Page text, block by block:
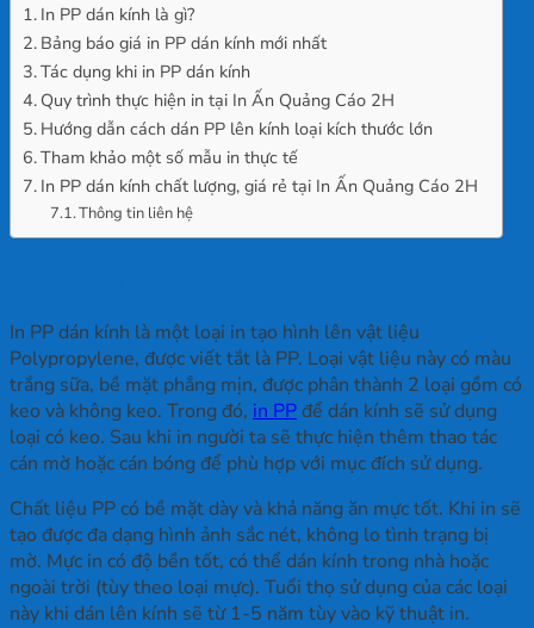
In PP dán kính là gì?
Bảng báo giá in PP dán kính mới nhất
Tác dụng khi in PP dán kính
Quy trình thực hiện in tại In Ấn Quảng Cáo 2H
Hướng dẫn cách dán PP lên kính loại kích thước lớn
Tham khảo một số mẫu in thực tế
In PP dán kính chất lượng, giá rẻ tại In Ấn Quảng Cáo 2H
Thông tin liên hệ
In PP dán kính là một loại in tạo hình lên vật liệu
Polypropylene, được viết tắt là PP. Loại vật liệu này có màu
trắng sữa, bề mặt phẳng mịn, được phân thành 2 loại gồm có
keo và không keo. Trong đó, in PPđể dán kính sẽ sử dụng
loại có keo. Sau khi in người ta sẽ thực hiện thêm thao tác
cán mờ hoặc cán bóng để phù hợp với mục đích sử dụng.
Chất liệu PP có bề mặt dày và khả năng ăn mực tốt. Khi in sẽ
tạo được đa dạng hình ảnh sắc nét, không lo tình trạng bị
mờ. Mực in có độ bền tốt, có thể dán kính trong nhà hoặc
ngoài trời (tùy theo loại mực). Tuổi thọ sử dụng của các loại
này khi dán lên kính sẽ từ 1-5 năm tùy vào kỹ thuật in.